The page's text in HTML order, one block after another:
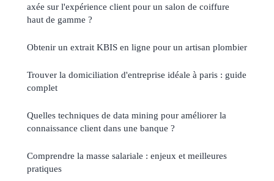
axée sur l'expérience client pour un salon de coiffure
haut de gamme ?
Obtenir un extrait KBIS en ligne pour un artisan plombier
Trouver la domiciliation d'entreprise idéale à paris : guide
complet
Quelles techniques de data mining pour améliorer la
connaissance client dans une banque ?
Comprendre la masse salariale : enjeux et meilleures
pratiques